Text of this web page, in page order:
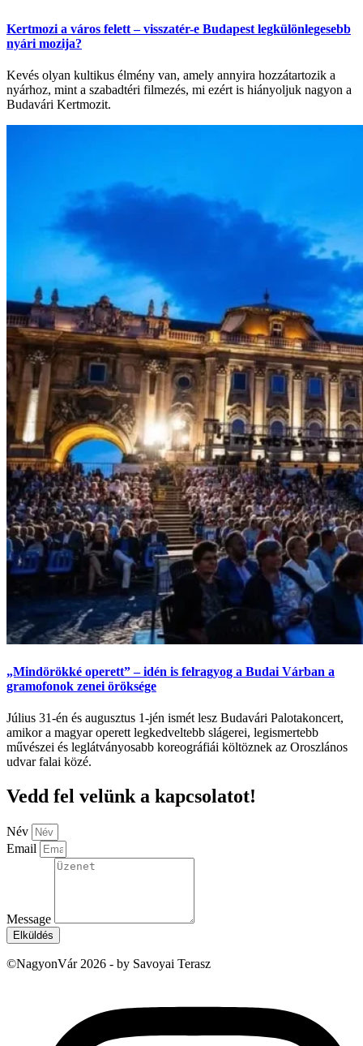
Kertmozi a város felett – visszatér-e Budapest legkülönlegesebb
nyári mozija?
Kevés olyan kultikus élmény van, amely annyira hozzátartozik a
nyárhoz, mint a szabadtéri filmezés, mi ezért is hiányoljuk nagyon a
Budavári Kertmozit.
„Mindörökké operett” – idén is felragyog a Budai Várban a
gramofonok zenei öröksége
Július 31-én és augusztus 1-jén ismét lesz Budavári Palotakoncert,
amikor a magyar operett legkedveltebb slágerei, legismertebb
művészei és leglátványosabb koreográfiái költöznek az Oroszlános
udvar falai közé.
Vedd fel velünk a kapcsolatot!
Név
Email
Message
Elküldés
©NagyonVár 2026 - by Savoyai Terasz